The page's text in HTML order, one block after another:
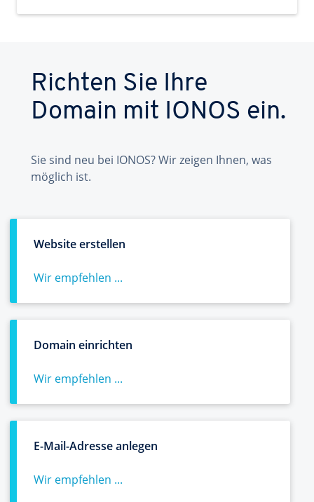
Richten Sie Ihre
Domain mit IONOS ein.
Sie sind neu bei IONOS? Wir zeigen Ihnen, was
möglich ist.
Website erstellen
Wir empfehlen ...
Domain einrichten
Wir empfehlen ...
E-Mail-Adresse anlegen
Wir empfehlen ...